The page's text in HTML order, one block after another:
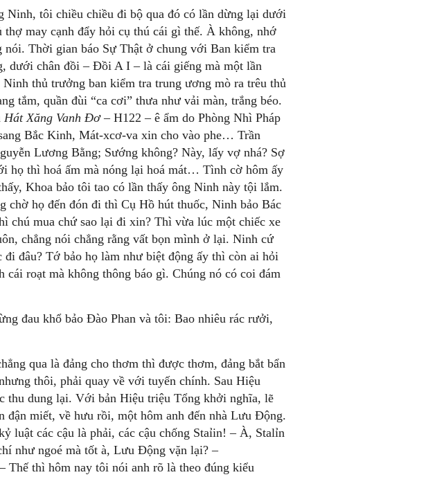
Ninh, tôi chiều chiều đi bộ qua đó có lần dừng lại dưới
may cạnh đẩy hỏi cụ thú cái gì thế. À không, nhớ
Thời gian báo Sự Thật ở chung với Ban kiểm tra
dưới chân đồi – Đồi A I – là cái giếng mà một lần
thủ trưởng ban kiểm tra trung ương mò ra trêu thủ
tắm, quần đùi “ca cơi” thưa như vải màn, trắng béo.
Hát Xăng Vanh Đơ– H122 – ê ẩm do Phòng Nhì Pháp
Bắc Kinh, Mát-xcơ-va xin cho vào phe… Trần
Lương Bằng; Sướng không? Này, lấy vợ nhá? Sợ
họ thì hoá ấm mà nóng lại hoá mát… Tình cờ hôm ấy
Khoa bảo tôi tao có lần thấy ông Ninh này tội lắm.
chờ họ đến đón đi thì Cụ Hồ hút thuốc, Ninh bảo Bác
chú mua chứ sao lại đi xin? Thì vừa lúc một chiếc xe
chẳng nói chẳng rằng vất bọn mình ở lại. Ninh cứ
đâu? Tớ bảo họ làm như biệt động ấy thì còn ai hỏi
roạt mà không thông báo gì. Chúng nó có coi đám
đau khổ bảo Đào Phan và tôi: Bao nhiêu rác rưởi,
qua là đảng cho thơm thì được thơm, đảng bắt bẩn
thôi, phải quay về với tuyến chính. Sau Hiệu
thu dung lại. Với bản Hiệu triệu Tổng khởi nghĩa, lẽ
đận miết, về hưu rồi, một hôm anh đến nhà Lưu Động.
luật các cậu là phải, các cậu chống Staỉin! – À, Stalỉn
như ngoé mà tốt à, Lưu Động vặn lại? –
Thế thì hôm nay tôi nói anh rõ là theo đúng kiểu